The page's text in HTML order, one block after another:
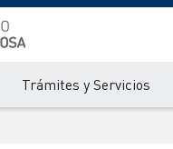
Trámites y Servicios